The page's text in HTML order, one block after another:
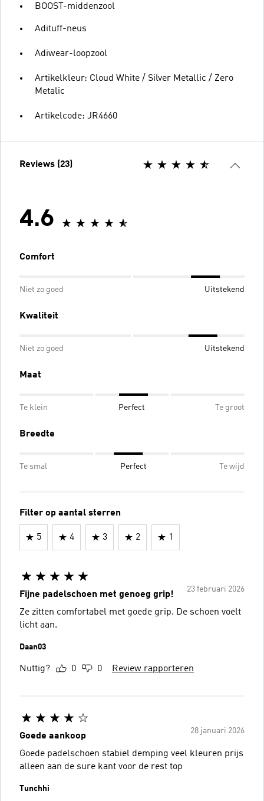
BOOST-middenzool
Adituff-neus
Adiwear-loopzool
Artikelkleur: Cloud White / Silver Metallic / Zero
Metalic
Artikelcode: JR4660
Reviews (23)
4.6
Comfort
Niet zo goed Uitstekend
Kwaliteit
Niet zo goed Uitstekend
Maat
Te klein Perfect Te groot
Breedte
Te smal Perfect Te wijd
Filter op aantal sterren
5 4 3 2 1
23 februari 2026
Fijne padelschoen met genoeg grip!
Ze zitten comfortabel met goede grip. De schoen voelt
licht aan.
Daan03
Nuttig? 0 0 Review rapporteren
28 januari 2026
Goede aankoop
Goede padelschoen stabiel demping veel kleuren prijs
alleen aan de sure kant voor de rest top
Tunchhi